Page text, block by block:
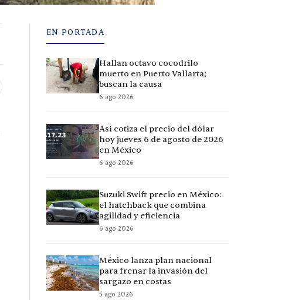
EN PORTADA
Hallan octavo cocodrilo
muerto en Puerto Vallarta;
buscan la causa
6 ago 2026
Así cotiza el precio del dólar
hoy jueves 6 de agosto de 2026
en México
6 ago 2026
Suzuki Swift precio en México:
el hatchback que combina
agilidad y eficiencia
6 ago 2026
México lanza plan nacional
para frenar la invasión del
sargazo en costas
5 ago 2026